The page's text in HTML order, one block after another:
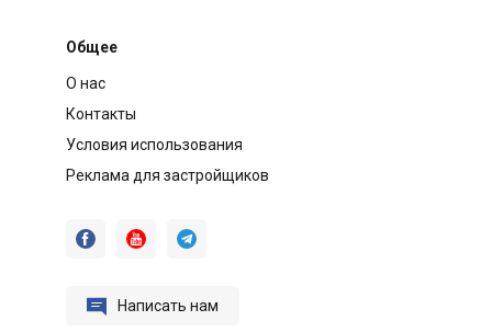
Общее
О нас
Контакты
Условия использования
Реклама для застройщиков
  
 Написать нам